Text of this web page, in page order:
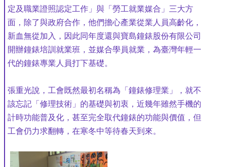
定及職業證照認定工作」與「勞工就業媒合」三大方
面，除了與政府合作，他們擔心產業從業人員高齡化，
新血無從加入，因此同年度還與寶島鐘錶股份有限公司
開辦鐘錶培訓就業班，並媒合學員就業，為臺灣年輕一
代的鐘錶專業人員打下基礎。
張重光說，工會既然最初名稱為「鐘錶修理業」，就不
該忘記「修理技術」的基礎與初衷，近幾年雖然手機的
計時功能普及化，甚至完全取代鐘錶的功能與價值，但
工會仍力求翻轉，在寒冬中等待春天到來。